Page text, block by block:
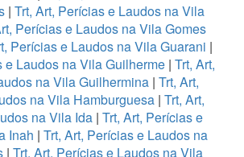
| Trt, Art, Perícias e Laudos na Vila
Perícias e Laudos na Vila Gomes
Perícias e Laudos na Vila Guarani |
e Laudos na Vila Guilherme | Trt, Art,
na Vila Guilhermina| Trt, Art,
na Vila Hamburguesa| Trt, Art,
na Vila Ida| Trt, Art, Perícias e
Inah | Trt, Art, Perícias e Laudos na
| Trt, Art, Perícias e Laudos na Vila